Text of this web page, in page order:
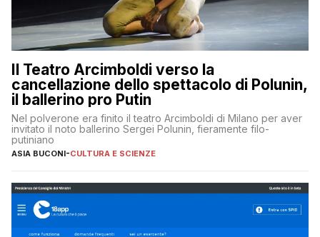
Il Teatro Arcimboldi verso la
cancellazione dello spettacolo di Polunin,
il ballerino pro Putin
Nel polverone era finito il teatro Arcimboldi di Milano per aver
invitato il noto ballerino Sergei Polunin, fieramente filo-
putiniano
ASIA BUCONI-CULTURA E SCIENZE